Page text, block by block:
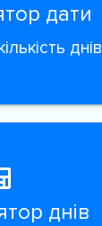
дати
днів
днів